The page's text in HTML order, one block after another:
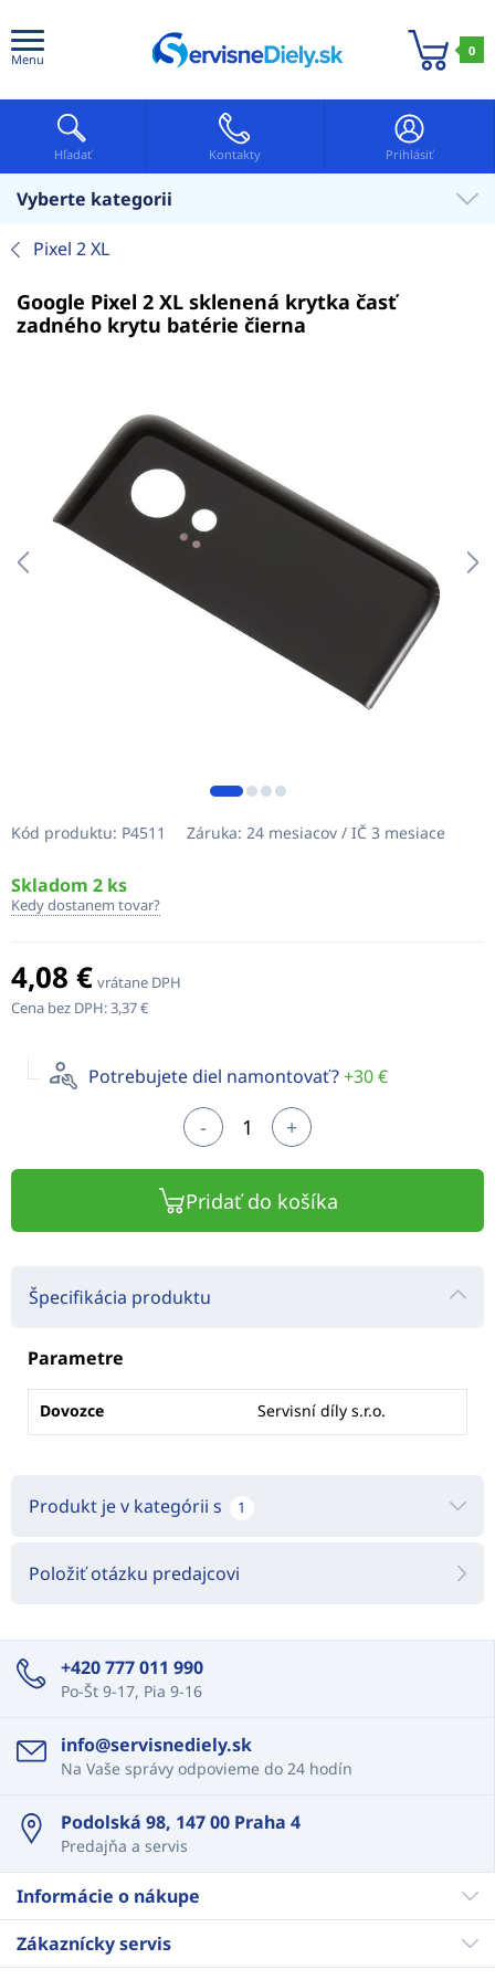
Menu
0
Hľadať Kontakty Prihlásiť
Vyberte kategorii
Pixel 2 XL
Google Pixel 2 XL sklenená krytka časť
zadného krytu batérie čierna
Kód produktu: P4511 Záruka: 24 mesiacov / IČ 3 mesiace
Skladom 2 ks
Kedy dostanem tovar?
4,08 € vrátane DPH
Cena bez DPH:3,37 €
Potrebujete diel namontovať?+30 €
- +
Pridať do košíka
Špecifikácia produktu
Parametre
Dovozce Servisní díly s.r.o.
Produkt je v kategórii s 1
Položiť otázku predajcovi
+420 777 011 990
Po-Št 9-17, Pia 9-16
info@servisnediely.sk
Na Vaše správy odpovieme do 24 hodín
Podolská 98, 147 00 Praha 4
Predajňa a servis
Informácie o nákupe
Zákaznícky servis